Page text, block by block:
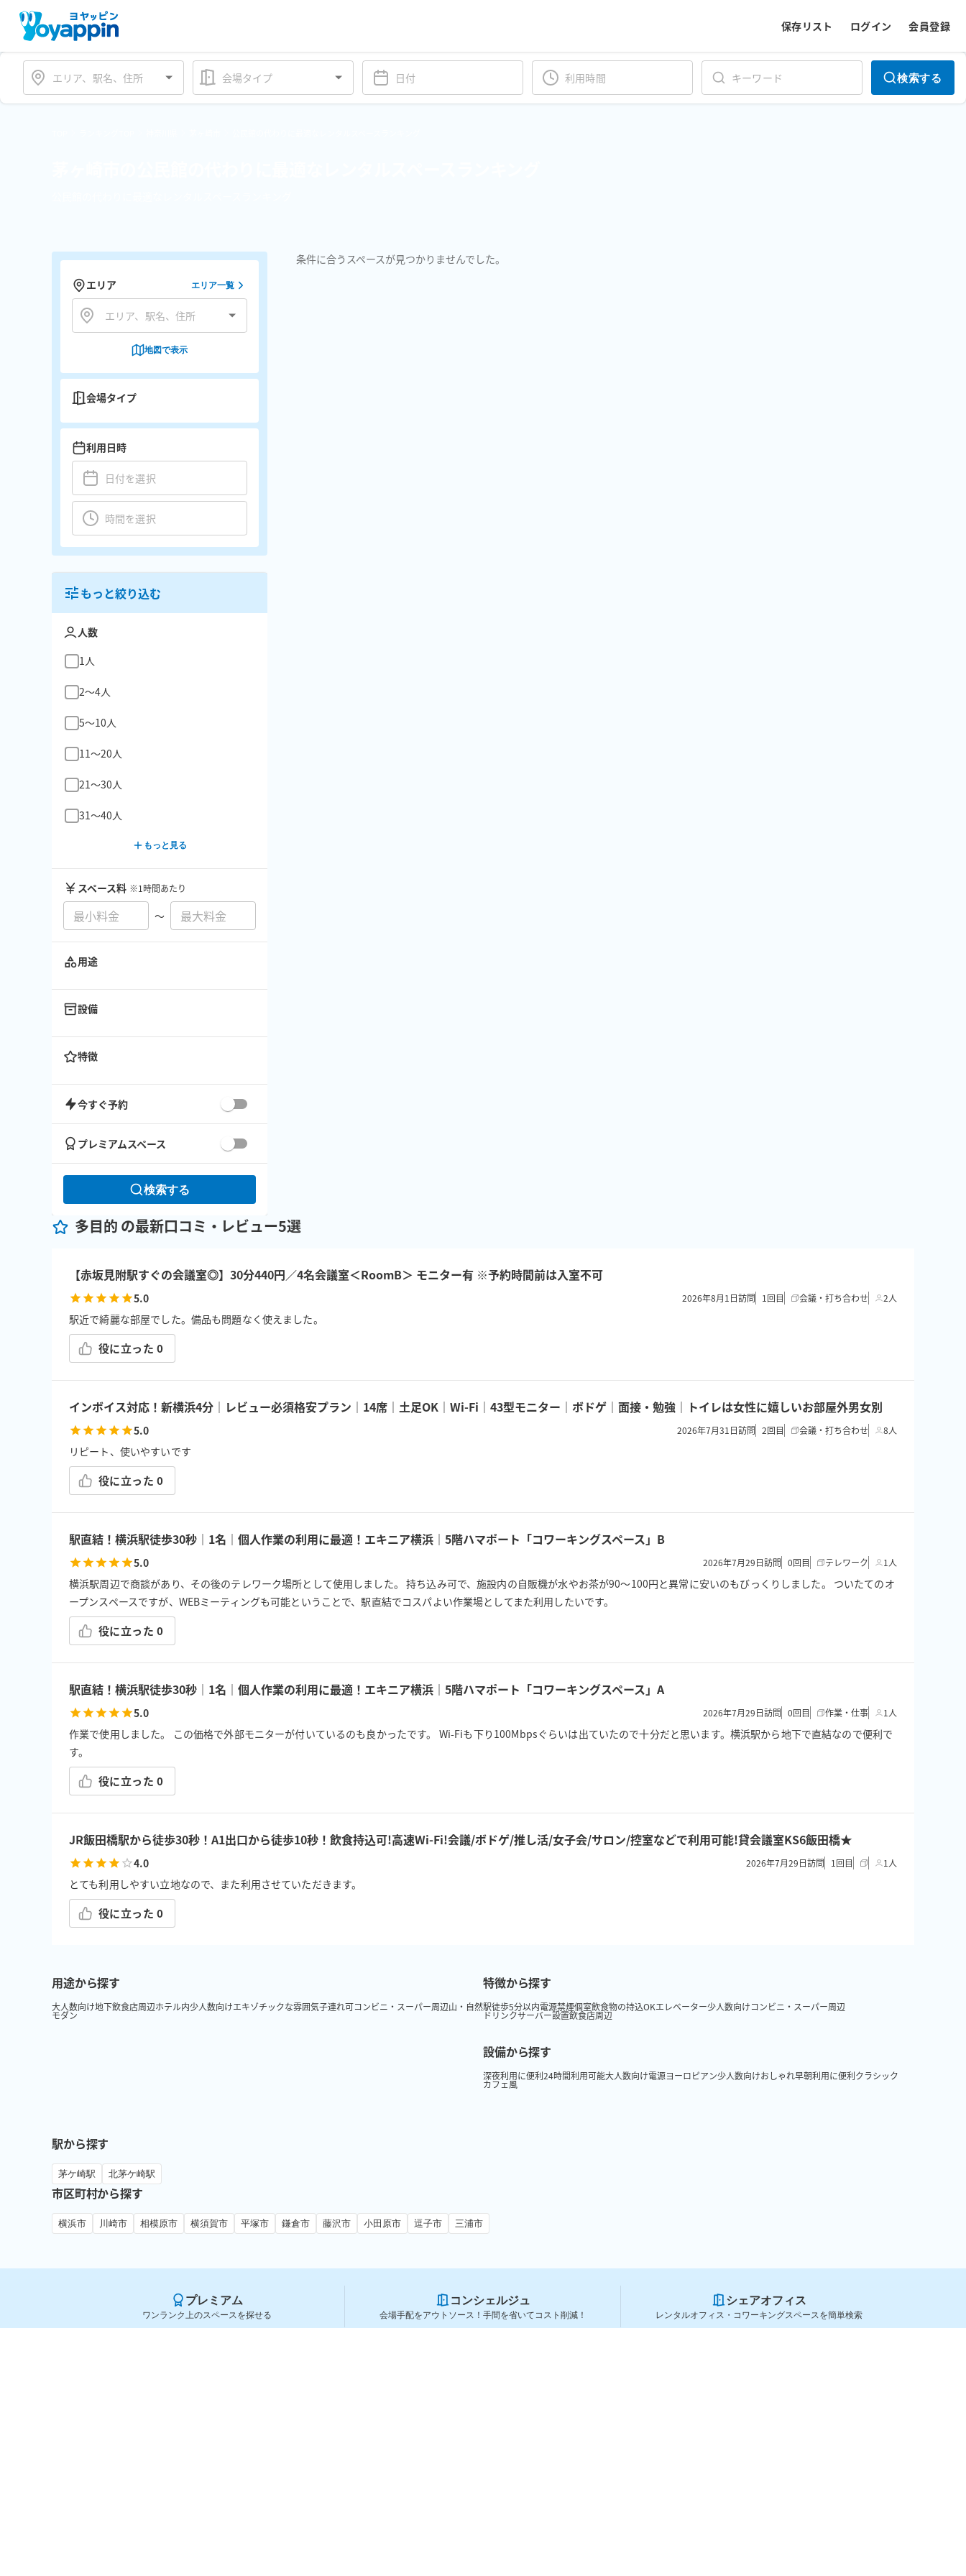
保存リスト ログイン 会員登録
会場タイプ 検索する
条件に合うスペースが見つかりませんでした。
エリア
エリア一覧
地図で表示
会場タイプ
利用日時
もっと絞り込む
人数
1人
2〜4人
5〜10人
11〜20人
21〜30人
31〜40人
もっと見る
スペース料 ※1時間あたり
〜
用途
設備
特徴
今すぐ予約
プレミアムスペース
検索する
多目的 の最新口コミ・レビュー5選
【赤坂見附駅すぐの会議室◎】30分440円／4名会議室＜RoomB＞ モニター有 ※予約時間前は入室不可
5.0 2026年8月1日訪問 1 回目 会議・打ち合わせ 2人
駅近で綺麗な部屋でした。備品も問題なく使えました。
役に立った 0
インボイス対応！新横浜4分｜レビュー必須格安プラン｜14席｜土足OK｜Wi-Fi｜43型モニター｜ボドゲ｜面接・勉強｜トイレは女性に嬉しいお部屋外男女別
5.0 2026年7月31日訪問 2回目 会議・打ち合わせ 8人
リピート、使いやすいです
役に立った 0
駅直結！横浜駅徒歩30秒｜1名｜個人作業の利用に最適！エキニア横浜｜5階ハマポート「コワーキングスペース」B
5.0 2026年7月29日訪問 0回目 テレワーク 1人
横浜駅周辺で商談があり、その後のテレワーク場所として使用しました。 持ち込み可で、施設内の自販機が水やお茶が90〜100円と異常に安いのもびっくりしました。 ついたてのオ
ープンスペースですが、WEBミーティングも可能ということで、駅直結でコスパよい作業場としてまた利用したいです。
役に立った 0
駅直結！横浜駅徒歩30秒｜1名｜個人作業の利用に最適！エキニア横浜｜5階ハマポート「コワーキングスペース」A
5.0 2026年7月29日訪問 0回目 作業・仕事 1人
作業で使用しました。 この価格で外部モニターが付いているのも良かったです。 Wi-Fiも下り100Mbpsぐらいは出ていたので十分だと思います。横浜駅から地下で直結なので便利で
す。
役に立った 0
JR飯田橋駅から徒歩30秒！A1出口から徒歩10秒！飲食持込可!高速Wi-Fi!会議/ボドゲ/推し活/女子会/サロン/控室などで利用可能!貸会議室KS6飯田橋★
4.0 2026年7月29日訪問 1 回目 1人
とても利用しやすい立地なので、また利用させていただきます。
役に立った 0
用途から探す
大人数向け地下飲食店周辺ホテル内少人数向けエキゾチックな雰囲気子連れ可コンビニ・スーパー周辺山・自然
モダン
特徴から探す
駅徒歩5分以内電源禁煙個室飲食物の持込OKエレベーター少人数向けコンビニ・スーパー周辺
ドリンクサーバー設置飲食店周辺
設備から探す
深夜利用に便利24時間利用可能大人数向け電源ヨーロピアン少人数向けおしゃれ早朝利用に便利クラシック
カフェ風
駅から探す
茅ケ崎駅 北茅ケ崎駅
市区町村から探す
横浜市 川崎市 相模原市 横須賀市 平塚市 鎌倉市 藤沢市 小田原市 逗子市 三浦市
プレミアム
ワンランク上のスペースを探せる
コンシェルジュ
会場手配をアウトソース！手間を省いてコスト削減！
シェアオフィス
レンタルオフィス・コワーキングスペースを簡単検索